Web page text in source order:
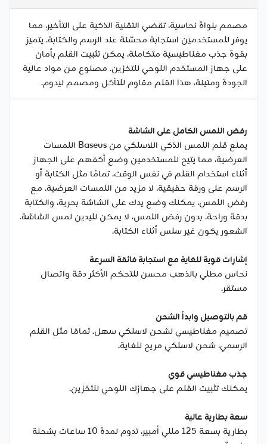
مصمم بنواة نحاسية، تقضي التقنية الذكية على التأخير، مما
يوفر للمستخدمين استجابة محسّنة عند الرسم والكتابة. يتميز
بقوة جذب مغناطيسية متكاملة، يمكن تثبيت القلم بأمان
على جهاز المستخدم اللوحي للتخزين. مصنوع من مواد عالية
الجودة ومتينة، هذا القلم مقاوم للتآكل ومصمم ليدوم.
رفض اللمس الكامل على الشاشة
يمنع قلم اللمس الذكي اللاسلكي من Baseus اللمسات
العرضية، مما يتيح للمستخدمين وضع أكفهم على الجهاز
أثناء استخدام القلم في نفس الوقت. تمامًا مثل الكتابة أو
الرسم على ورقة حقيقية، لا مزيد من اللمسات العرضية. مع
رفض اللمس، يمكنك وضع يدك على الشاشة بحرية، والكتابة
بدقة وراحة. بدون رفض اللمس، لا يمكن لليدين لمس الشاشة.
الشعور يكون غير سلس أثناء الكتابة.
إشارات قوية للغاية مع استجابة فائقة السرعة
نحاس مطلي بالذهب محسن للتحكم الأكثر دقة واتصال
مستقر.
قم بالتوصيل وابدأ الشحن
تصميم مغناطيسي لشحن لاسلكي سهل. تمامًا مثل القلم
الرسمي، شحن لاسلكي مريح للغاية.
جذب مغناطيسي قوي
يمكنك تثبيت القلم على جهازك اللوحي للتخزين.
سعة بطارية عالية
بطارية بسعة 125 مللي أمبير، تدوم لمدة 10 ساعات بشحنة